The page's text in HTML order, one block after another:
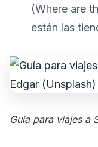
(Where are
están las
Guía para viajes a